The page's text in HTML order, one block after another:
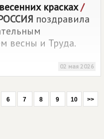
красках/
поздравила
весны и Труда.
02 мая 2026
6 7 8 9 10 >>